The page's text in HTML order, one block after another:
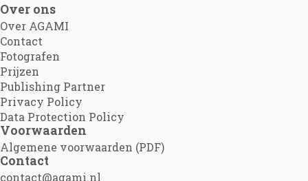
Over ons
Over AGAMI
Contact
Fotografen
Prijzen
Publishing Partner
Privacy Policy
Data Protection Policy
Voorwaarden
Algemene voorwaarden (PDF)
Contact
contact@agami.nl